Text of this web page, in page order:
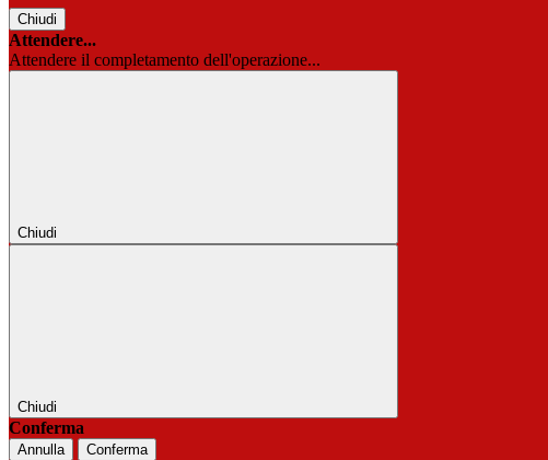
Chiudi
Attendere...
Attendere il completamento dell'operazione...
Chiudi
Chiudi
Conferma
Annulla Conferma